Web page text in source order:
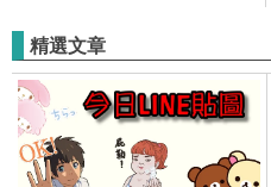
精選文章